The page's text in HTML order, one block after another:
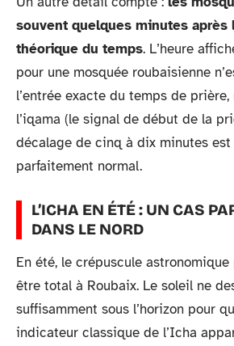
souvent quelques minutes après
théorique du temps. L’heure
pour une mosquée roubaisienne
l’entrée exacte du temps de prière,
l’iqama (le signal de début de la
décalage de cinq à dix minutes
parfaitement normal.
L’ICHA EN ÉTÉ : UN CAS
DANS LE NORD
En été, le crépuscule
être total à Roubaix. Le soleil ne
suffisamment sous l’horizon pour
indicateur classique de l’Icha